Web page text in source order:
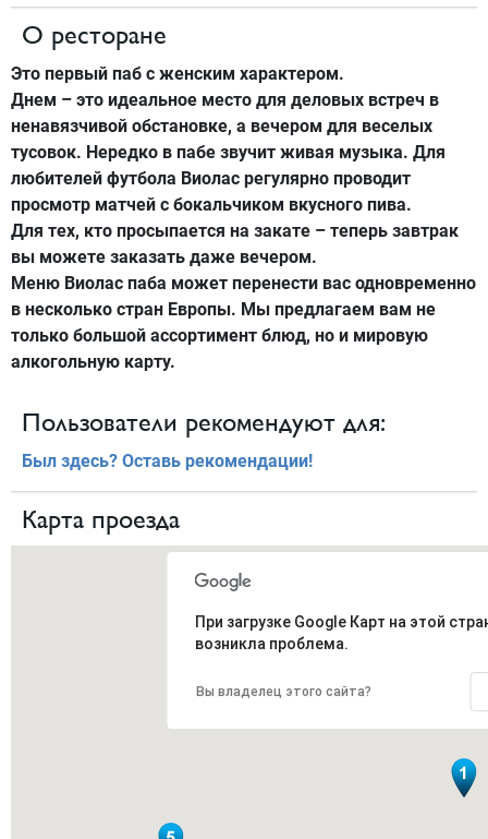
О ресторане
Это первый паб с женским характером.
Днем – это идеальное место для деловых встреч в
ненавязчивой обстановке, а вечером для веселых
тусовок. Нередко в пабе звучит живая музыка. Для
любителей футбола Виолас регулярно проводит
просмотр матчей с бокальчиком вкусного пива.
Для тех, кто просыпается на закате – теперь завтрак
вы можете заказать даже вечером.
Меню Виолас паба может перенести вас одновременно
в несколько стран Европы. Мы предлагаем вам не
только большой ассортимент блюд, но и мировую
алкогольную карту.
Пользователи рекомендуют для:
Был здесь? Оставь рекомендации!
Карта проезда
При загрузке Google Карт на этой
возникла проблема.
Вы владелец этого сайта?